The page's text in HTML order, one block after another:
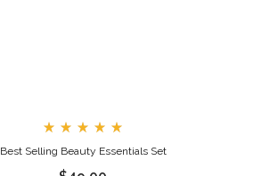
5.00
Best Selling Beauty Essentials Set